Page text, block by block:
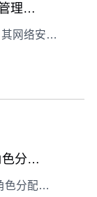
VPS服务器网络安全：用户权限管理实战指南
VPS服务器作为企业核心数据载体，其网络安全中用户权限管理至关重要。本文详解权限分配逻辑、实战策略与风险防控要点，助您构建安全防护体系。
国外VPS上MySQL权限管理：角色分配最佳实践
在国外VPS部署MySQL时，合理的角色分配能显著提升数据库安全性与管理效率，本文详解角色创建、分配及场景应用的实操技巧。